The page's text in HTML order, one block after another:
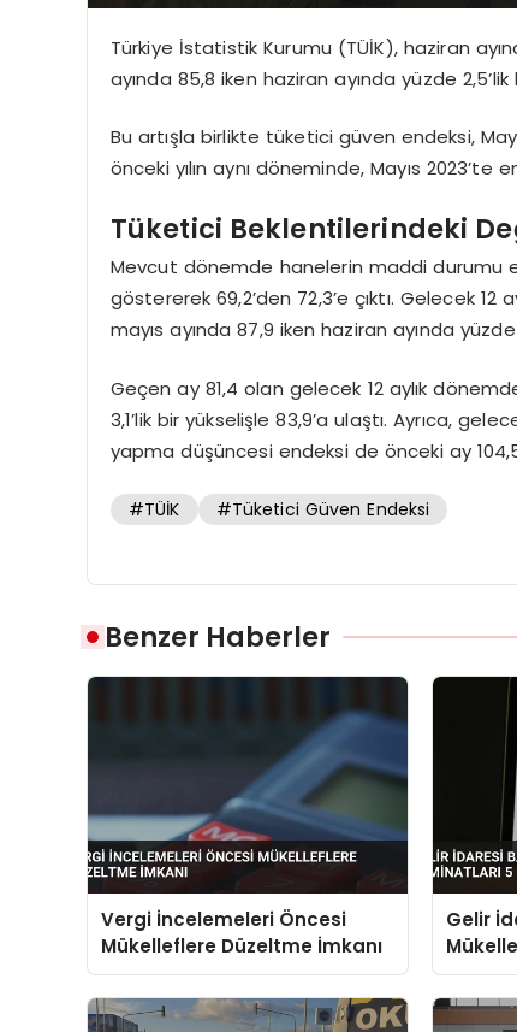
Türkiye İstatistik Kurumu (TÜİK), haziran
ayında 85,8 iken haziran ayında yüzde 2,5’lik
Bu artışla birlikte tüketici güven endeksi,
önceki yılın aynı döneminde, Mayıs 2023’te
Tüketici Beklentilerindeki
Mevcut dönemde hanelerin maddi durumu
göstererek 69,2’den 72,3’e çıktı. Gelecek
mayıs ayında 87,9 iken haziran ayında
Geçen ay 81,4 olan gelecek 12 aylık
3,1’lik bir yükselişle 83,9’a ulaştı. Ayrıca,
yapma düşüncesi endeksi de önceki ay
#TÜİK #Tüketici Güven Endeksi
Benzer Haberler
Vergi İncelemeleri Öncesi
Mükelleflere Düzeltme İmkanı
Gelir
Katına